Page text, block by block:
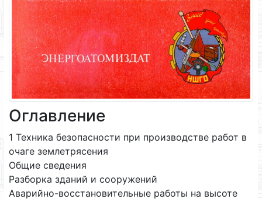
Оглавление
1 Техника безопасности при производстве работ в
очаге землетрясения
Общие сведения
Разборка зданий и сооружений
Аварийно-восстановительные работы на высоте